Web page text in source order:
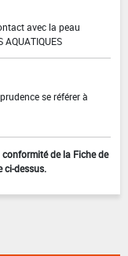
avec la peau
AQUATIQUES
se référer à
de la Fiche de
ci-dessus.